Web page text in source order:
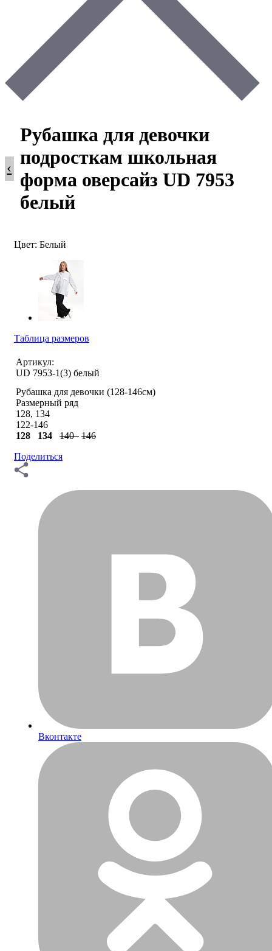
‹
Рубашка для девочки
подросткам школьная
форма оверсайз UD 7953
белый
Цвет: Белый
Таблица размеров
Артикул:
UD 7953-1(3) белый
Рубашка для девочки (128-146см)
Размерный ряд
128, 134
122-146
128
134 140 146
Поделиться
Вконтакте